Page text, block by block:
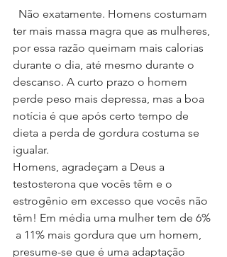
ter mais massa magra que as mulheres,
por essa razão queimam mais calorias
durante o dia, até mesmo durante o
descanso. A curto prazo o homem
perde peso mais depressa, mas a boa
notícia é que após certo tempo de
dieta a perda de gordura costuma se
igualar.
Homens, agradeçam a Deus a
testosterona que vocês têm e o
estrogênio em excesso que vocês não
têm! Em média uma mulher tem de 6%
a 11% mais gordura que um homem,
presume-se que é uma adaptação